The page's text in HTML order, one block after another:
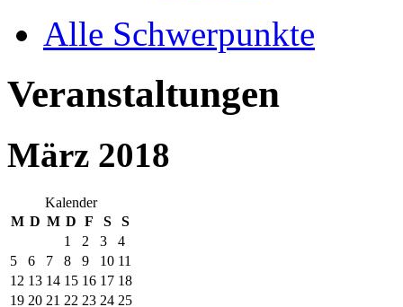
Alle Schwerpunkte
Veranstaltungen
März 2018
Kalender
M D M D F S
S
1
2 3
4
5
6 7 8 9 10 11
12 13 14 15 16 17 18
19 20 21 22 23 24 25